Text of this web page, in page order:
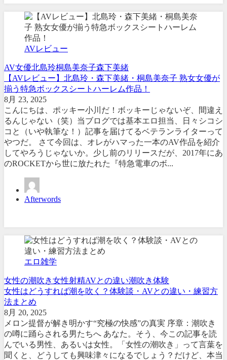
AVレビュー
AV女優北島玲桐島美奈子森下美緒
【AVレビュー】北島玲・森下美緒・桐島美奈子 熟女女優が
揃う特急ボックスシートハーレム作品！
8月 23, 2025
こんにちは、ポッキー小川だ！ボッキーじゃないぞ、間違え
るんじゃない（笑）当ブログでは基本エロ担当、日々シコシ
コと（いや執筆な！）記事を届けてるベテランライターって
やつだ。 さて今回は、オレがハマった一本のAV作品を紹介
してやろうじゃないか。少し前のリリースだが、2017年にあ
のROCKETから世に放たれた『特急電車のボ...
Afterwords
エロ雑学
女性の潮吹き女性射精AVとの違い潮吹き体験
女性はどうすれば潮を吹く？体験談・AVとの違い・練習方
法まとめ
8月 20, 2025
メロン提督が解き明かす“究極の快感”の真実 序章：潮吹き
の噂に踊らされる男たちへ あなた。そう、今この記事を読
んでいる男性、あるいは女性。「女性の潮吹き」って言葉を
聞くと、どうしても興味津々になるでしょう？だけど、本当